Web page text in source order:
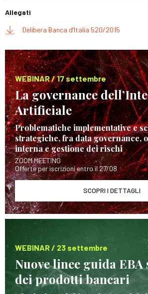
Allegati
Delibera Banca d’Italia 520/2015
WEBINAR / 17 settembre
La governance
Artificiale
Problematiche implementative e
strategiche, fra data governance,
interna e gestione dei rischi
ZOOM MEETING
Offerte per iscrizioni entro il 27/08
SCOPRI I DETTAGLI
WEBINAR / 23 settembre
Nuove linee guida EBA
dei prodotti bancari